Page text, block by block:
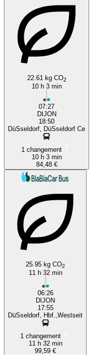
22.61 kg CO2
10 h 3 min
07:27
DIJON
18:50
DüSseldorf, DüSseldorf Ce
1 changement
10 h 3 min
84,48 €
25.95 kg CO2
11 h 32 min
06:26
DIJON
17:55
DüSseldorf, Hbf.,Westseit
1 changement
11 h 32 min
99,59 €